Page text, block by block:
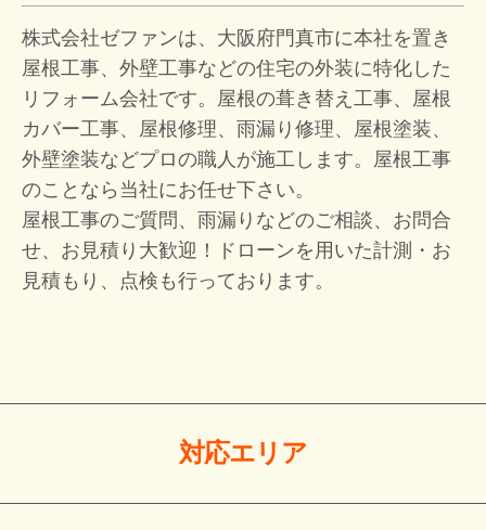
株式会社ゼファンは、大阪府門真市に本社を置き
屋根工事、外壁工事などの住宅の外装に特化した
リフォーム会社です。屋根の葺き替え工事、屋根
カバー工事、屋根修理、雨漏り修理、屋根塗装、
外壁塗装などプロの職人が施工します。屋根工事
のことなら当社にお任せ下さい。
屋根工事のご質問、雨漏りなどのご相談、お問合
せ、お見積り大歓迎！
ドローンを用いた計測・お
見積もり、点検も行っております。
対応エリア